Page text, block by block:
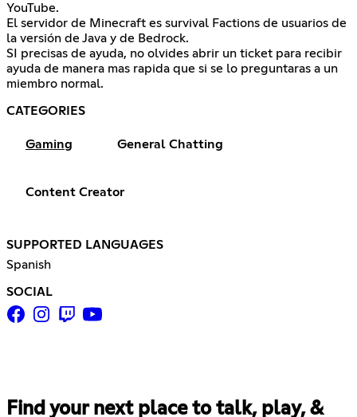
YouTube.
El servidor de Minecraft es survival Factions de usuarios de
la versión de Java y de Bedrock.
SI precisas de ayuda, no olvides abrir un ticket para recibir
ayuda de manera mas rapida que si se lo preguntaras a un
miembro normal.
CATEGORIES
Gaming General Chatting
Content Creator
SUPPORTED LANGUAGES
Spanish
SOCIAL
Find your next place to talk, play, &